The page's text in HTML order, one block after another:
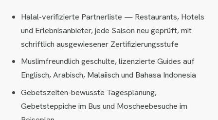
Halal-verifizierte Partnerliste — Restaurants, Hotels
und Erlebnisanbieter, jede Saison neu geprüft, mit
schriftlich ausgewiesener Zertifizierungsstufe
Muslimfreundlich geschulte, lizenzierte Guides auf
Englisch, Arabisch, Malaiisch und Bahasa Indonesia
Gebetszeiten-bewusste Tagesplanung,
Gebetsteppiche im Bus und Moscheebesuche im